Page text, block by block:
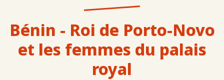
Bénin - Roi de Porto-Novo
et les femmes du palais
royal